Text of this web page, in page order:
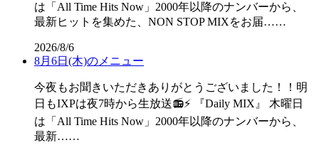
は「All Time Hits Now」2000年以降のナンバーから、
最新ヒットを集めた、NON STOP MIXをお届……
2026/8/6
8月6日(木)のメニュー
今夜もお聞きいただきありがとうございました！！明
日もIXPは夜7時から生放送📻⚡ 『Daily MIX』 木曜日
は「All Time Hits Now」2000年以降のナンバーから、
最新……